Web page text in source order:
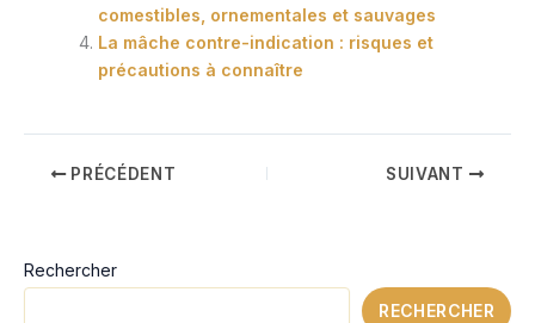
comestibles, ornementales et sauvages
La mâche contre-indication : risques et
précautions à connaître
PRÉCÉDENT SUIVANT
Rechercher
RECHERCHER